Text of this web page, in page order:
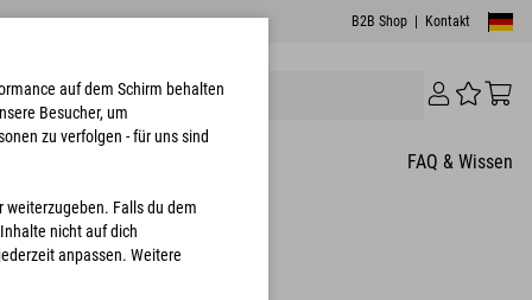
B2B Shop Kontakt
FAQ & Wissen
auf dem Schirm behalten
Besucher, um
zu verfolgen - für uns sind
weiterzugeben. Falls du dem
nicht auf dich
anpassen. Weitere